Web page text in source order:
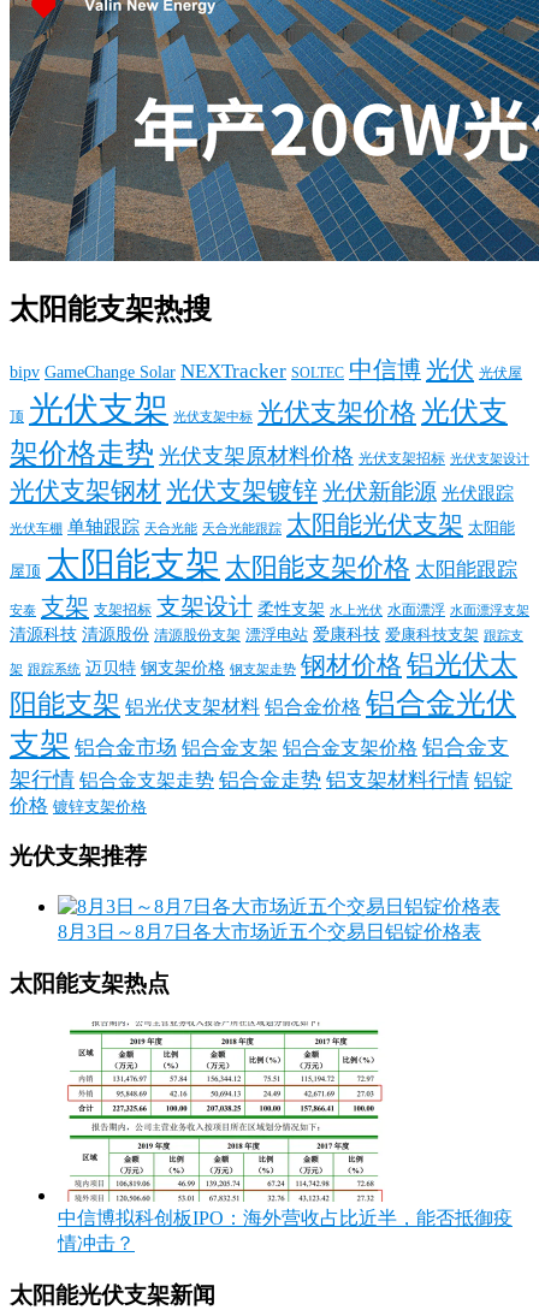
太阳能支架热搜
bipv GameChange Solar NEXTracker SOLTEC 中信博光伏 光伏屋
顶 光伏支架 光伏支架中标 光伏支架价格 光伏支
架价格走势 光伏支架原材料价格 光伏支架招标 光伏支架设计
光伏支架钢材光伏支架镀锌光伏新能源 光伏跟踪
光伏车棚 单轴跟踪 天合光能 天合光能跟踪 太阳能光伏支架 太阳能
屋顶 太阳能支架 太阳能支架价格 太阳能跟踪
安泰 支架 支架招标 支架设计 柔性支架 水上光伏 水面漂浮 水面漂浮支架
清源科技 清源股份 清源股份支架 漂浮电站 爱康科技 爱康科技支架 跟踪支
架 跟踪系统 迈贝特 钢支架价格 钢支架走势 钢材价格 铝光伏太
阳能支架 铝光伏支架材料 铝合金价格 铝合金光伏
支架 铝合金市场 铝合金支架 铝合金支架价格 铝合金支
架行情 铝合金支架走势 铝合金走势 铝支架材料行情 铝锭
价格 镀锌支架价格
光伏支架推荐
8月3日～8月7日各大市场近五个交易日铝锭价格表
太阳能支架热点
中信博拟科创板IPO：海外营收占比近半，能否抵御疫
情冲击？
太阳能光伏支架新闻